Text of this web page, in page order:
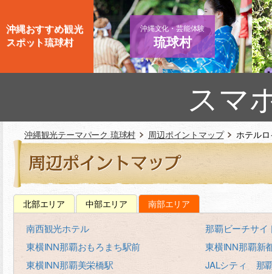
沖縄おすすめ観光
スポット琉球村
沖縄文化・芸能体験
琉球村
スマ
沖縄観光テーマパーク 琉球村 周辺ポイントマップ ホテル
北部エリア 中部エリア 南部エリア
南西観光ホテル
那覇ビーチサイ
東横INN那覇おもろまち駅前
東横INN那覇新
東横INN那覇美栄橋駅
JALシティ 那